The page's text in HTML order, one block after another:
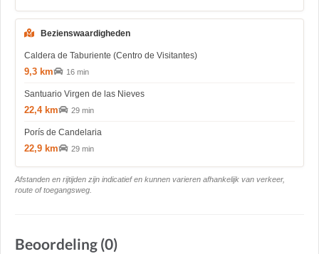
Bezienswaardigheden
Caldera de Taburiente (Centro de Visitantes)
9,3 km 16 min
Santuario Virgen de las Nieves
22,4 km 29 min
Porís de Candelaria
22,9 km 29 min
Afstanden en rijtijden zijn indicatief en kunnen varieren afhankelijk van verkeer,
route of toegangsweg.
Beoordeling (0)